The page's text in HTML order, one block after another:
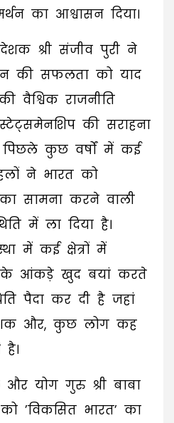
का आश्वासन दिया।
श्री संजीव पुरी ने
की सफलता को याद
वैश्विक राजनीति
की सराहना
पिछले कुछ वर्षों में कई
ने भारत को
सामना करने वाली
में ला दिया है।
में कई क्षेत्रों में
के आंकड़े खुद बयां करते
पैदा कर दी है जहां
और, कुछ लोग कह
योग गुरु श्री बाबा
’विकसित भारत’ का